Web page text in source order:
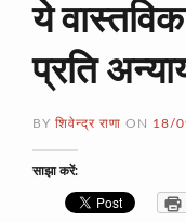
ये
प्रति
BY शिवेन्द्र राणा ON 18/
साझा करें: